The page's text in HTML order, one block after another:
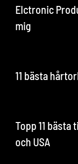
Elctronic
mig
11 bästa
Topp 11
och USA